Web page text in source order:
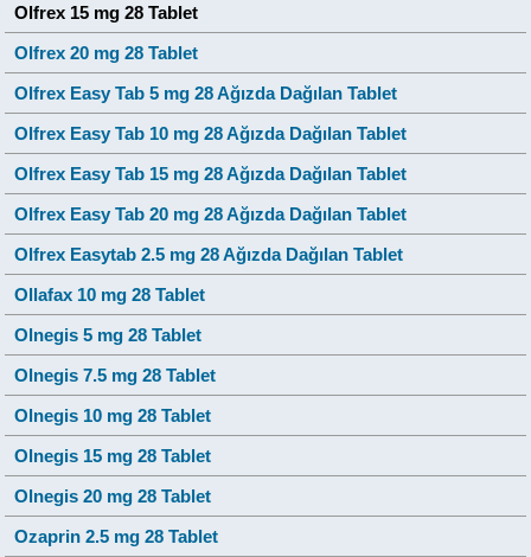
Olfrex 15 mg 28 Tablet
Olfrex 20 mg 28 Tablet
Olfrex Easy Tab 5 mg 28 Ağızda Dağılan Tablet
Olfrex Easy Tab 10 mg 28 Ağızda Dağılan Tablet
Olfrex Easy Tab 15 mg 28 Ağızda Dağılan Tablet
Olfrex Easy Tab 20 mg 28 Ağızda Dağılan Tablet
Olfrex Easytab 2.5 mg 28 Ağızda Dağılan Tablet
Ollafax 10 mg 28 Tablet
Olnegis 5 mg 28 Tablet
Olnegis 7.5 mg 28 Tablet
Olnegis 10 mg 28 Tablet
Olnegis 15 mg 28 Tablet
Olnegis 20 mg 28 Tablet
Ozaprin 2.5 mg 28 Tablet